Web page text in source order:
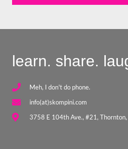
learn. share.
Meh, I don't do phone.
info(at)skompini.com
3758 E 104th Ave., #21,